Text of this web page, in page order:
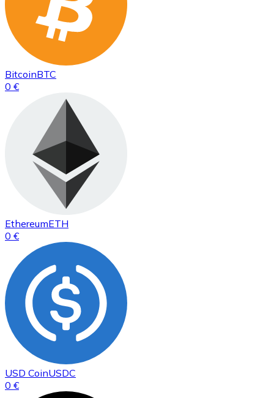
BitcoinBTC
0 €
EthereumETH
0 €
USD CoinUSDC
0 €